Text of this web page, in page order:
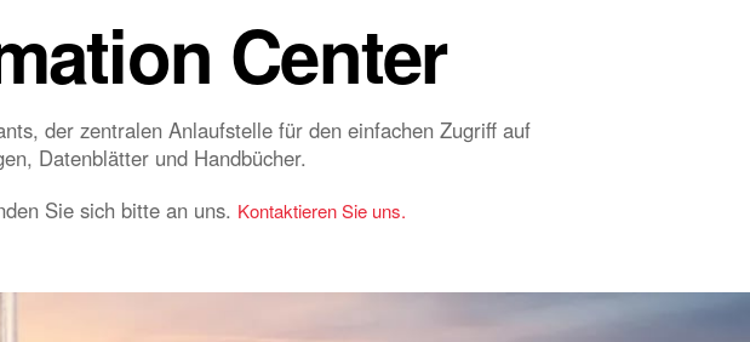
Center
der zentralen Anlaufstelle für den einfachen Zugriff auf
Datenblätter und Handbücher.
Sie sich bitte an uns. Kontaktieren Sie uns.